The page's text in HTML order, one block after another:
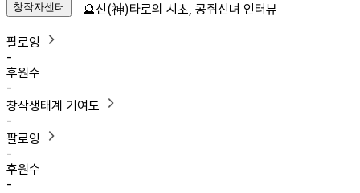
창작자센터
팔로잉
-
후원수
-
창작생태계 기여도
-
팔로잉
-
후원수
-
🔮신(神)타로의 시초, 콩쥐신녀 인터뷰